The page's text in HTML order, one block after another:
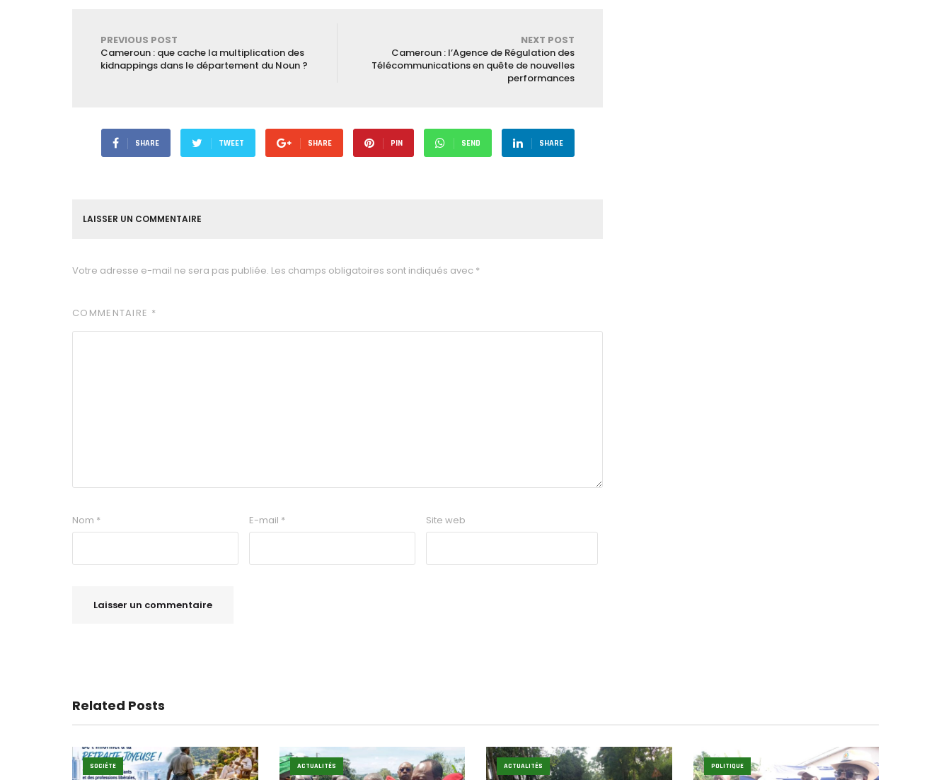
PREVIOUS POST
Cameroun : que cache la multiplication des
kidnappings dans le département du Noun ?
NEXT POST
Cameroun : l’Agence de Régulation des
Télécommunications en quête de nouvelles
performances
SHARE TWEET SHARE PIN SEND SHARE
LAISSER UN COMMENTAIRE
Votre adresse e-mail ne sera pas publiée. Les champs obligatoires sont indiqués avec *
COMMENTAIRE *
Nom * E-mail * Site web
Related Posts
SOCIÉTE ACTUALITÉS ACTUALITÉS POLITIQUE